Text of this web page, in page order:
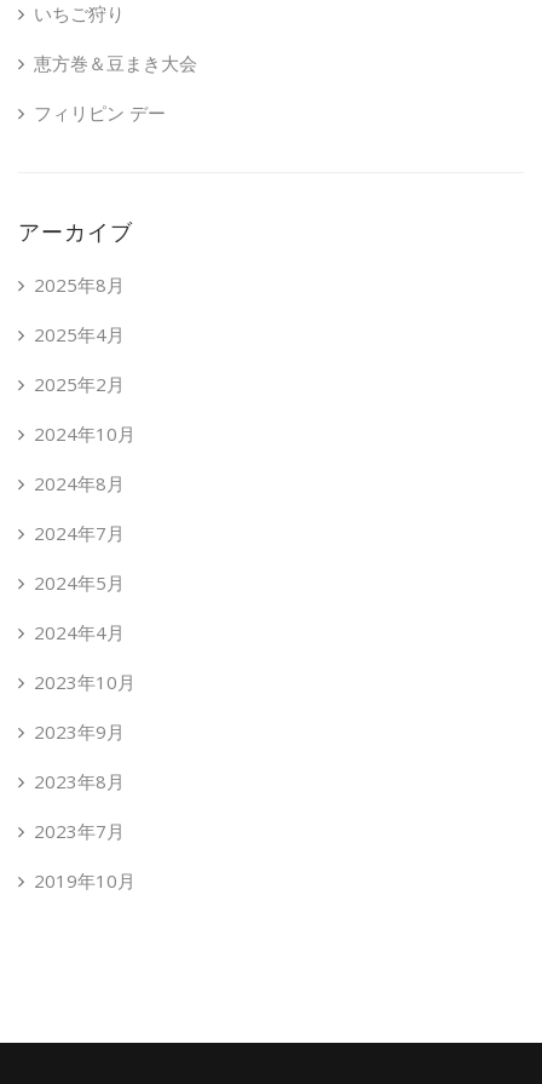
いちご狩り
恵方巻＆豆まき大会
フィリピン デー
アーカイブ
2025年8月
2025年4月
2025年2月
2024年10月
2024年8月
2024年7月
2024年5月
2024年4月
2023年10月
2023年9月
2023年8月
2023年7月
2019年10月